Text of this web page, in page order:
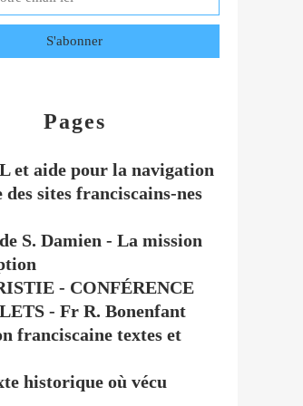
Pages
et aide pour la navigation
sites franciscains-nes
S. Damien - La mission
- CONFÉRENCE
- Fr R. Bonenfant
franciscaine textes et
historique où vécu